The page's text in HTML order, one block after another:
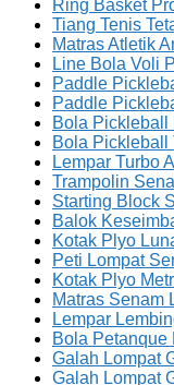
Ring Basket
Tiang Tenis
Matras Atletik
Line Bola Voli
Paddle
Paddle
Bola Pickleball
Bola Pickleball
Lempar Turbo
Trampolin
Starting Block
Balok
Kotak Plyo
Peti Lompat
Kotak Plyo
Matras Senam
Lempar
Bola Petanque
Galah Lompat
Galah Lompat